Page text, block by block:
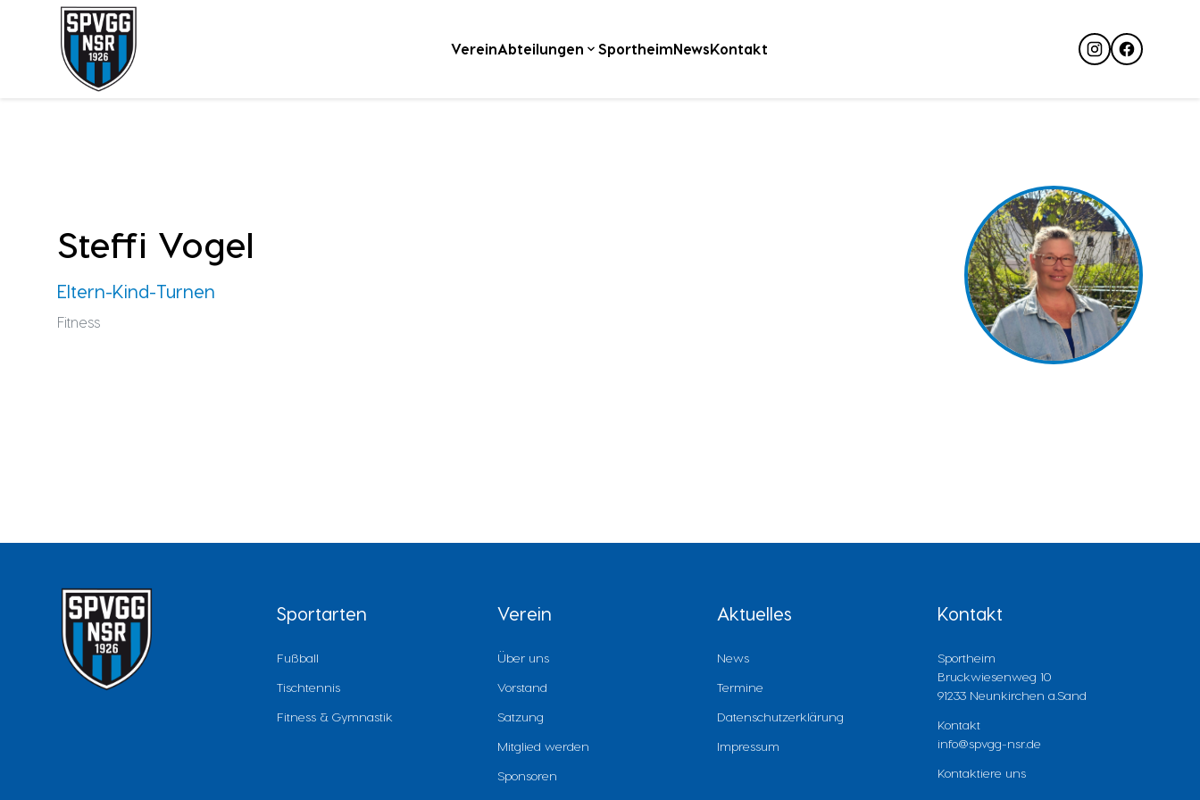
VereinAbteilungen SportheimNewsKontakt
Steffi Vogel
Eltern-Kind-Turnen
Fitness
Sportarten
Fußball
Tischtennis
Fitness & Gymnastik
Verein
Über uns
Vorstand
Satzung
Mitglied werden
Sponsoren
Aktuelles
News
Termine
Datenschutzerklärung
Impressum
Kontakt
Sportheim
Bruckwiesenweg 10
91233 Neunkirchen a.Sand
Kontakt
info@spvgg-nsr.de
Kontaktiere uns